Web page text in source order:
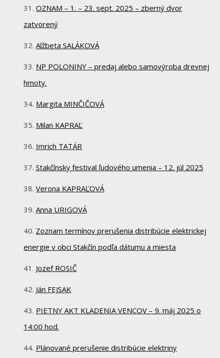
OZNAM – 1. – 23. sept. 2025 – zberný dvor
zatvorený
Alžbeta SALÁKOVÁ
NP POLONINY – predaj alebo samovýroba drevnej
hmoty.
Margita MINČIČOVÁ
Milan KAPRAĽ
Imrich TATÁR
Stakčínsky festival ľudového umenia – 12. júl 2025
Verona KAPRAĽOVÁ
Anna URIGOVÁ
Zoznam termínov prerušenia distribúcie elektrickej
energie v obci Stakčín podľa dátumu a miesta
Jozef ROSIČ
Ján FEJSAK
PIETNY AKT KLADENIA VENCOV – 9. máj 2025 o
14:00 hod.
Plánované prerušenie distribúcie elektriny